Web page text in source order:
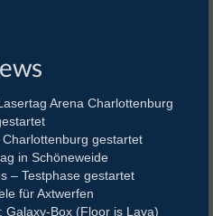
Arena Charlottenburg
gestartet
in Schöneweide
– Testphase gestartet
für Axtwerfen
Galaxy-Box (Floor is Lava)